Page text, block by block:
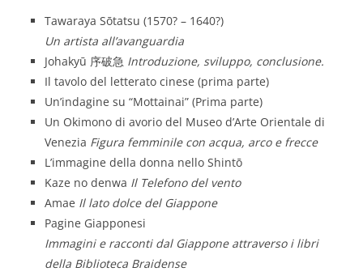
Tawaraya Sōtatsu (1570? – 1640?)
Un artista all’avanguardia
Johakyū 序破急 Introduzione, sviluppo, conclusione.
Il tavolo del letterato cinese (prima parte)
Un’indagine su “Mottainai” (Prima parte)
Un Okimono di avorio del Museo d’Arte Orientale di
Venezia Figura femminile con acqua, arco e frecce
L’immagine della donna nello Shintō
Kaze no denwa Il Telefono del vento
Amae Il lato dolce del Giappone
Pagine Giapponesi
Immagini e racconti dal Giappone attraverso i libri
della Biblioteca Braidense